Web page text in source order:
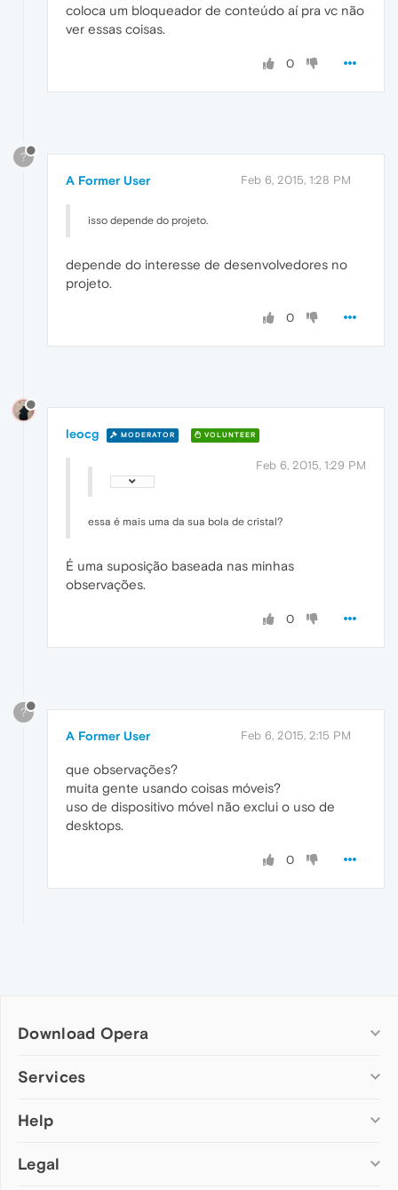
coloca um bloqueador de conteúdo aí pra vc não
ver essas coisas.
0
?
A Former User Feb 6, 2015, 1:28 PM
isso depende do projeto.
depende do interesse de desenvolvedores no
projeto.
0
leocg MODERATOR VOLUNTEER
Feb 6, 2015, 1:29 PM
essa é mais uma da sua bola de cristal?
É uma suposição baseada nas minhas
observações.
0
?
A Former User Feb 6, 2015, 2:15 PM
que observações?
muita gente usando coisas móveis?
uso de dispositivo móvel não exclui o uso de
desktops.
0
Download Opera
Computer browsers
Opera for Mac
Opera beta version
Services
Add-ons
Wallpapers
Help
Help & support
Legal